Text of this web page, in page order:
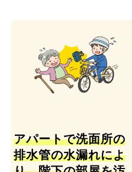
アパートで洗面所の
排水管の水漏れによ